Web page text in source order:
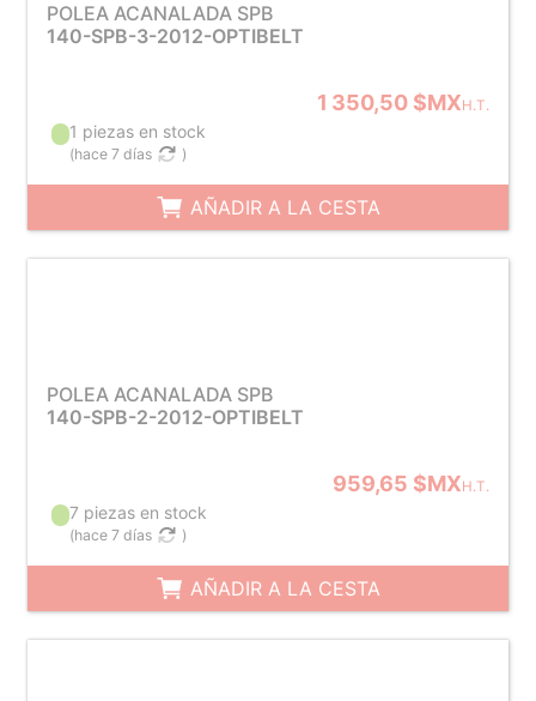
POLEA ACANALADA SPB
140-SPB-3-2012-OPTIBELT
1 350,50 $MXH.T.
1 piezas en stock
(hace 7 días )
AÑADIR A LA CESTA
POLEA ACANALADA SPB
140-SPB-2-2012-OPTIBELT
959,65 $MXH.T.
7 piezas en stock
(hace 7 días )
AÑADIR A LA CESTA